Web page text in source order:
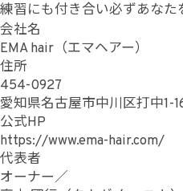
練習にも付き合い必ずあなた
会社名
EMA hair（エマヘアー）
住所
454-0927
愛知県名古屋市中川区打中1-
公式HP
https://www.ema-hair.com/
代表者
オーナー／